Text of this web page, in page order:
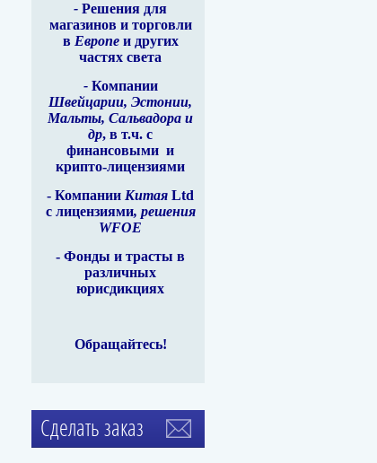
Ethereum $ 1,913
2.37%
- Решения для
магазинов и торговли
в Европе и других
частях света
- Компании
Швейцарии, Эстонии,
Мальты, Сальвадора и
др, в т.ч. с
финансовыми и
крипто-лицензиями
- Компании Китая Ltd
с лицензиями, решения
WFOE
- Фонды и трасты в
различных
юрисдикциях
Обращайтесь!
Сделать заказ